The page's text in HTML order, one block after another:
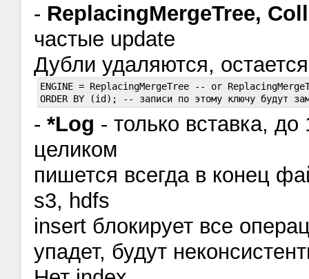
- ReplacingMergeTree,
частые update
Дубли удаляются,
ENGINE = ReplacingMergeTree -- or
-*Log - только вставка,
целиком
пишется всегда в конец
s3, hdfs
insert блокирует все
упадет, будут